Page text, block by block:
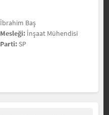
İbrahim Baş
Mesleği: İnşaat Mühendisi
Parti: SP